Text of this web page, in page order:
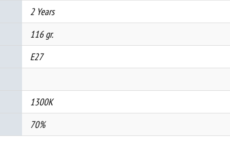
2 Years
116 gr.
E27
1300K
70%